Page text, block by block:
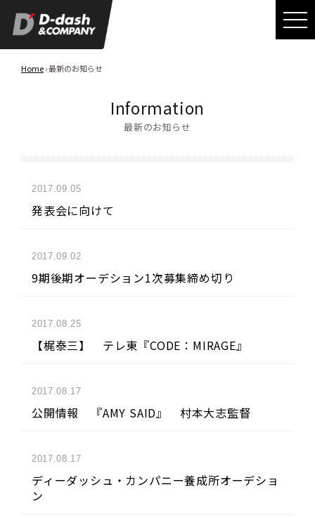
Home› 最新のお知らせ
Information
最新のお知らせ
2017.09.05
発表会に向けて
2017.09.02
9期後期オーデション1次募集締め切り
2017.08.25
【梶泰三】 テレ東『CODE：MIRAGE』
2017.08.17
公開情報 『AMY SAID』 村本大志監督
2017.08.17
ディーダッシュ・カンパニー養成所オーデショ
ン